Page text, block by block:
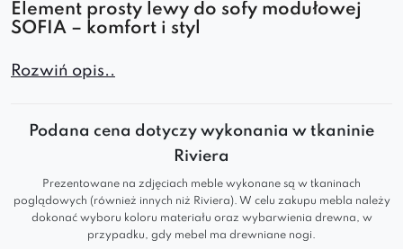
Element prosty lewy do sofy modułowej
SOFIA – komfort i styl
Twórz własne aranżacje z modułowym
wnętrza – od nowoczesnego po klasyczne.
Dzięki modułowej budowie możesz dowolnie
konfigurować swoją przestrzeń, tworząc
wygodną i stylową sofę dopasowaną do Twoich
Rozwiń opis..
Podana cena dotyczy wykonania w tkaninie
Riviera
Prezentowane na zdjęciach meble wykonane są w tkaninach
poglądowych (również innych niż Riviera). W celu zakupu mebla należy
dokonać wyboru koloru materiału oraz wybarwienia drewna, w
przypadku, gdy mebel ma drewniane nogi.